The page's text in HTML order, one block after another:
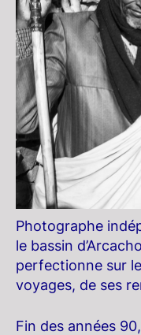
Photographe
le bassin
perfectionne sur
voyages, de ses
Fin des années